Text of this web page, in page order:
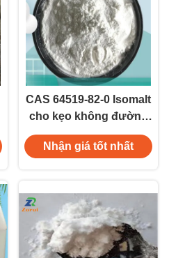
CAS 64519-82-0 Isomalt
cho kẹo không đường
và bánh kẹo sôcôla
Nhận giá tốt nhất